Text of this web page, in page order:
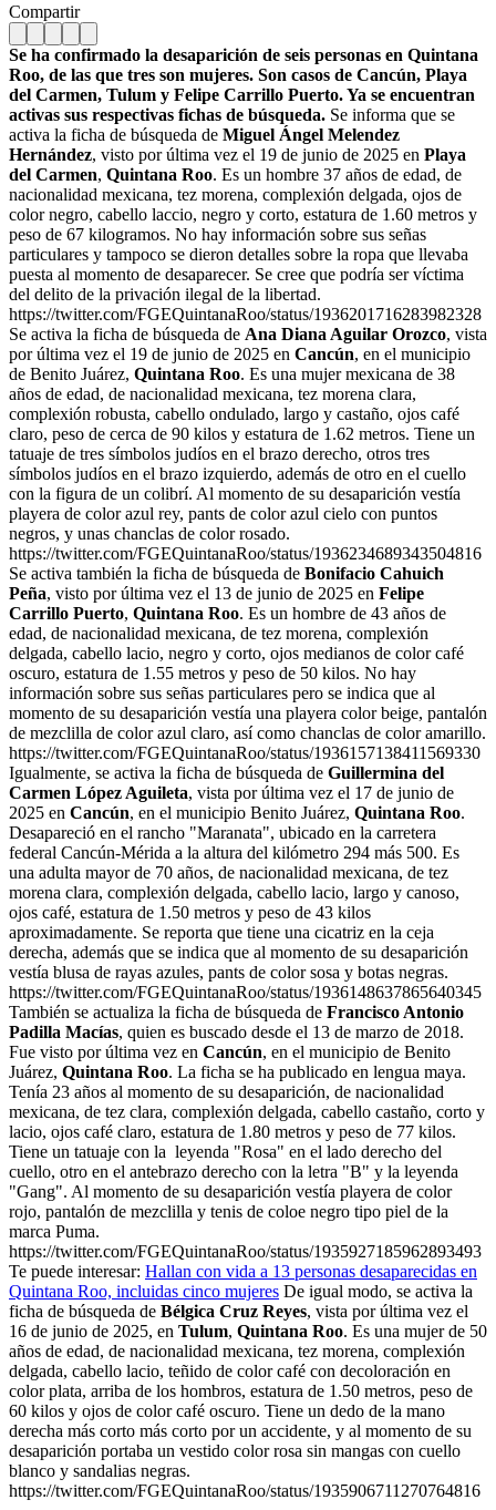
Compartir
Se ha confirmado la desaparición de seis personas en Quintana
Roo, de las que tres son mujeres. Son casos de Cancún, Playa
del Carmen, Tulum y Felipe Carrillo Puerto. Ya se encuentran
activas sus respectivas fichas de búsqueda. Se informa que se
activa la ficha de búsqueda de Miguel Ángel Melendez
Hernández, visto por última vez el 19 de junio de 2025 en Playa
del Carmen, Quintana Roo. Es un hombre 37 años de edad, de
nacionalidad mexicana, tez morena, complexión delgada, ojos de
color negro, cabello laccio, negro y corto, estatura de 1.60 metros y
peso de 67 kilogramos. No hay información sobre sus señas
particulares y tampoco se dieron detalles sobre la ropa que llevaba
puesta al momento de desaparecer. Se cree que podría ser víctima
del delito de la privación ilegal de la libertad.
https://twitter.com/FGEQuintanaRoo/status/1936201716283982328
Se activa la ficha de búsqueda de Ana Diana Aguilar Orozco, vista
por última vez el 19 de junio de 2025 en Cancún, en el municipio
de Benito Juárez, Quintana Roo. Es una mujer mexicana de 38
años de edad, de nacionalidad mexicana, tez morena clara,
complexión robusta, cabello ondulado, largo y castaño, ojos café
claro, peso de cerca de 90 kilos y estatura de 1.62 metros. Tiene un
tatuaje de tres símbolos judíos en el brazo derecho, otros tres
símbolos judíos en el brazo izquierdo, además de otro en el cuello
con la figura de un colibrí. Al momento de su desaparición vestía
playera de color azul rey, pants de color azul cielo con puntos
negros, y unas chanclas de color rosado.
https://twitter.com/FGEQuintanaRoo/status/1936234689343504816
Se activa también la ficha de búsqueda de Bonifacio Cahuich
Peña, visto por última vez el 13 de junio de 2025 en Felipe
Carrillo Puerto, Quintana Roo. Es un hombre de 43 años de
edad, de nacionalidad mexicana, de tez morena, complexión
delgada, cabello lacio, negro y corto, ojos medianos de color café
oscuro, estatura de 1.55 metros y peso de 50 kilos. No hay
información sobre sus señas particulares pero se indica que al
momento de su desaparición vestía una playera color beige, pantalón
de mezclilla de color azul claro, así como chanclas de color amarillo.
https://twitter.com/FGEQuintanaRoo/status/1936157138411569330
Igualmente, se activa la ficha de búsqueda de Guillermina del
Carmen López Aguileta, vista por última vez el 17 de junio de
2025 en Cancún, en el municipio Benito Juárez, Quintana Roo.
Desapareció en el rancho "Maranata", ubicado en la carretera
federal Cancún-Mérida a la altura del kilómetro 294 más 500. Es
una adulta mayor de 70 años, de nacionalidad mexicana, de tez
morena clara, complexión delgada, cabello lacio, largo y canoso,
ojos café, estatura de 1.50 metros y peso de 43 kilos
aproximadamente. Se reporta que tiene una cicatriz en la ceja
derecha, además que se indica que al momento de su desaparición
vestía blusa de rayas azules, pants de color sosa y botas negras.
https://twitter.com/FGEQuintanaRoo/status/1936148637865640345
También se actualiza la ficha de búsqueda de Francisco Antonio
Padilla Macías, quien es buscado desde el 13 de marzo de 2018.
Fue visto por última vez en Cancún, en el municipio de Benito
Juárez, Quintana Roo. La ficha se ha publicado en lengua maya.
Tenía 23 años al momento de su desaparición, de nacionalidad
mexicana, de tez clara, complexión delgada, cabello castaño, corto y
lacio, ojos café claro, estatura de 1.80 metros y peso de 77 kilos.
Tiene un tatuaje con la leyenda "Rosa" en el lado derecho del
cuello, otro en el antebrazo derecho con la letra "B" y la leyenda
"Gang". Al momento de su desaparición vestía playera de color
rojo, pantalón de mezclilla y tenis de coloe negro tipo piel de la
marca Puma.
https://twitter.com/FGEQuintanaRoo/status/1935927185962893493
Te puede interesar: Hallan con vida a 13 personas desaparecidas en
Quintana Roo, incluidas cinco mujeres De igual modo, se activa la
ficha de búsqueda de Bélgica Cruz Reyes, vista por última vez el
16 de junio de 2025, en Tulum, Quintana Roo. Es una mujer de 50
años de edad, de nacionalidad mexicana, tez morena, complexión
delgada, cabello lacio, teñido de color café con decoloración en
color plata, arriba de los hombros, estatura de 1.50 metros, peso de
60 kilos y ojos de color café oscuro. Tiene un dedo de la mano
derecha más corto más corto por un accidente, y al momento de su
desaparición portaba un vestido color rosa sin mangas con cuello
blanco y sandalias negras.
https://twitter.com/FGEQuintanaRoo/status/1935906711270764816